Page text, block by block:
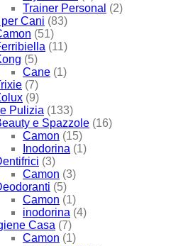
Trainer Personal (2)
Cani (83)
(51)
(11)
(5)
Cane (1)
(7)
(9)
Pulizia (133)
e Spazzole (16)
Camon (15)
Inodorina (1)
(3)
Camon (3)
(5)
Camon (1)
inodorina (4)
Casa (7)
Camon (1)